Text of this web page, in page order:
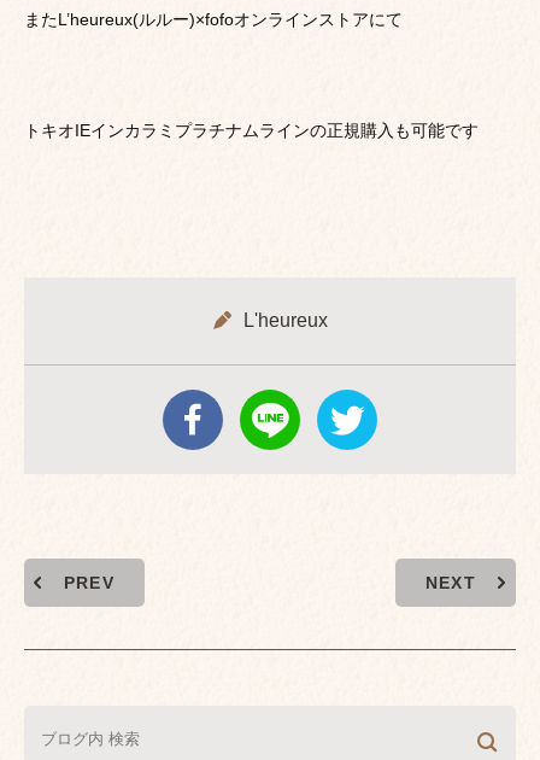
またL’heureux(ルルー)×fofoオンラインストアにて
トキオIEインカラミプラチナムラインの正規購入も可能です
L'heureux
PREV NEXT